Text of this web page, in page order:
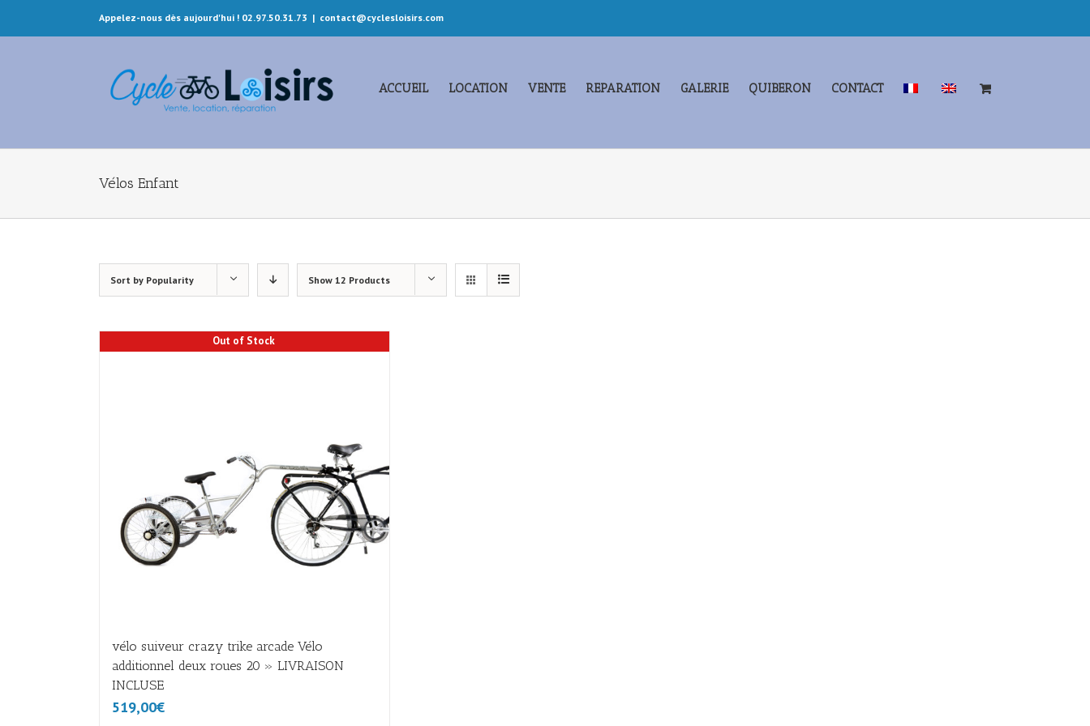
Appelez-nous dès aujourd'hui ! 02.97.50.31.73 | contact@cyclesloisirs.com
ACCUEIL LOCATION VENTE REPARATION GALERIE QUIBERON CONTACT
Vélos Enfant
Sort by Popularity Show 12 Products
Out of Stock
vélo suiveur crazy trike arcade Vélo
additionnel deux roues 20 » LIVRAISON
INCLUSE
519,00€